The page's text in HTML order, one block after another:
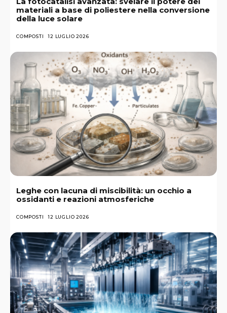
materiali a base di poliestere nella conversione
della luce solare
COMPOSTI 12 LUGLIO 2026
Leghe con lacuna di miscibilità: un occhio a
ossidanti e reazioni atmosferiche
COMPOSTI 12 LUGLIO 2026